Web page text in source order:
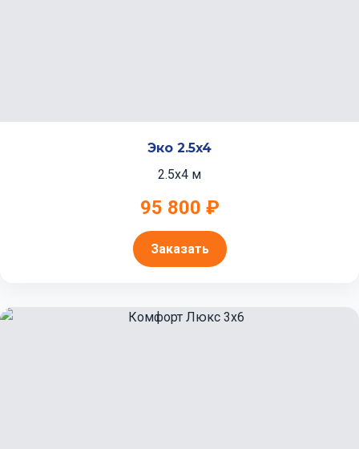
Эко 2.5x4
2.5x4 м
95 800 ₽
Заказать